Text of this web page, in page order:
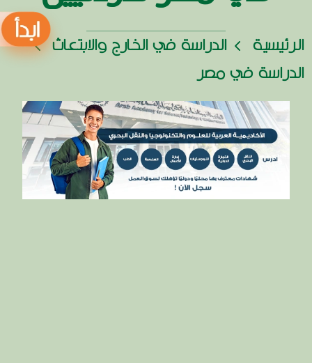
الرئيسية
الدراسة في الخارج والابتعاث
الدراسة في مصر